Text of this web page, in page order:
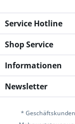
Service Hotline
Shop Service
Informationen
Newsletter
*